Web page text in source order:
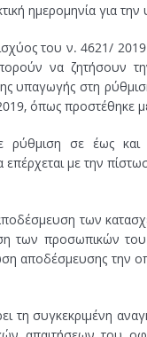
ημερομηνία για
του ν. 4621/
να ζητήσουν
υπαγωγής στη
όπως προστέθηκε
σε έως και
με την
των
των προσωπικών
αποδέσμευσης την
τη συγκεκριμένη